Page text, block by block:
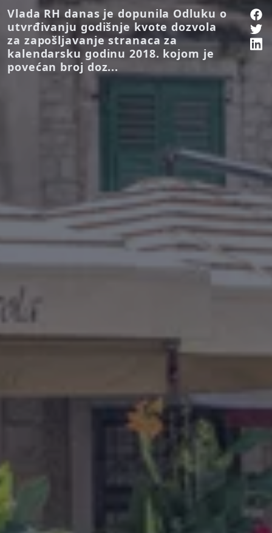
Vlada RH danas je dopunila Odluku o
utvrđivanju godišnje kvote dozvola
za zapošljavanje stranaca za
kalendarsku godinu 2018. kojom je
povećan broj doz...